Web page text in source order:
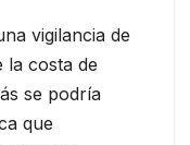
vigilancia de
la costa de
se podría
que